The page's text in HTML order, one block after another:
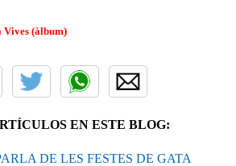
Vives (àlbum)
EN ESTE BLOG:
DE LES FESTES DE GATA